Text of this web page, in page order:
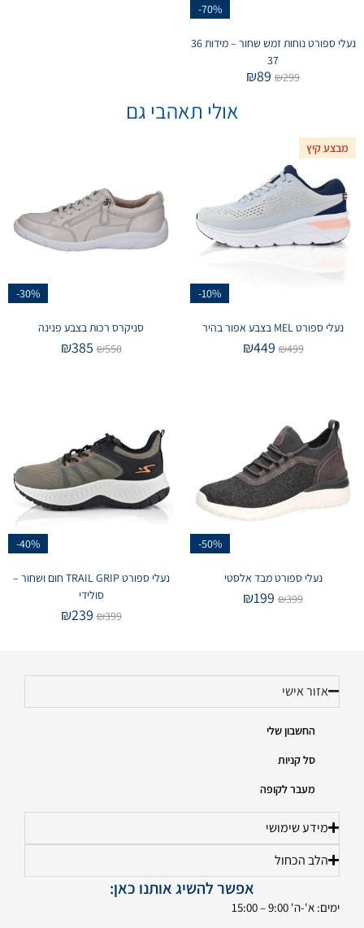
-70%
נעלי ספורט נוחות זמש שחור – מידות 36
37
₪299
₪89
אולי תאהבי גם
מבצע קיץ
-10%
נעלי ספורט MEL בצבע אפור בהיר
₪499
₪449
-30%
סניקרס רכות בצבע פנינה
₪550
₪385
-50%
נעלי ספורט מבד אלסטי
₪399
₪199
-40%
נעלי ספורט TRAIL GRIP חום ושחור –
סולידי
₪399
₪239
אזור אישי
החשבון שלי
סל קניות
מעבר לקופה
מידע שימושי
הלב הכחול
אפשר להשיג אותנו כאן:
ימים: א'-ה' 9:00 – 15:00